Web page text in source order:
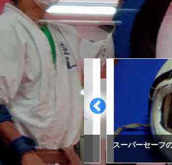
おすすめ記事
スーパーセーフのお